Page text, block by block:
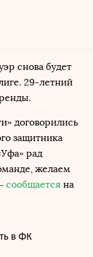
снова будет
29-летний
договорились
защитника
рад
желаем
сообщается на
в ФК